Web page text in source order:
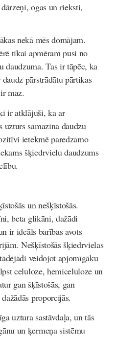
ogas un rieksti,
nekā mēs domājam.
tikai apmēram pusi no
daudzuma. Tas ir tāpēc, ka
pārstrādātu pārtikas
maz.
ir atklājuši, ka ar
samazina daudzu
ietekmē paredzamo
šķiedrvielu daudzums
un nešķīstošās.
beta glikāni, dažādi
ir ideāls barības avots
Nešķīstošās šķiedrvielas
veidojot apjomīgāku
celuloze, hemiceluloze un
gan šķīstošās, gan
proporcijās.
uztura sastāvdaļa, un tās
un ķermeņa sistēmu